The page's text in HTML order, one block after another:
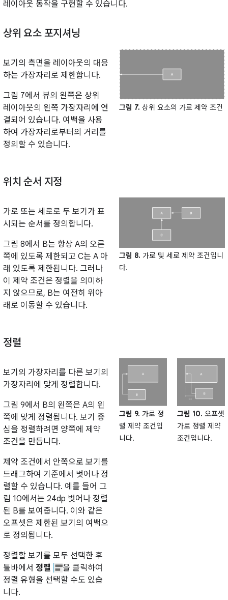
레이아웃 동작을 구현할 수 있습니다.
상위 요소 포지셔닝
보기의 측면을 레이아웃의 대응
하는 가장자리로 제한합니다.
그림 7에서 뷰의 왼쪽은 상위
레이아웃의 왼쪽 가장자리에 연
결되어 있습니다. 여백을 사용
하여 가장자리로부터의 거리를
정의할 수 있습니다.
그림 7. 상위 요소의 가로 제약 조건
위치 순서 지정
가로 또는 세로로 두 보기가 표
시되는 순서를 정의합니다.
그림 8에서 B는 항상 A의 오른
쪽에 있도록 제한되고 C는 A 아
래 있도록 제한됩니다. 그러나
이 제약 조건은 정렬을 의미하
지 않으므로, B는 여전히 위아
래로 이동할 수 있습니다.
그림 8. 가로 및 세로 제약 조건입니
다.
정렬
보기의 가장자리를 다른 보기의
가장자리에 맞게 정렬합니다.
그림 9에서 B의 왼쪽은 A의 왼
쪽에 맞게 정렬됩니다. 보기 중
심을 정렬하려면 양쪽에 제약
조건을 만듭니다.
제약 조건에서 안쪽으로 보기를
드래그하여 기준에서 벗어나 정
렬할 수 있습니다. 예를 들어 그
림 10에서는 24dp 벗어나 정렬
된 B를 보여줍니다. 이와 같은
오프셋은 제한된 보기의 여백으
로 정의됩니다.
정렬할 보기를 모두 선택한 후
툴바에서 정렬
을 클릭하여
정렬 유형을 선택할 수도 있습
니다.
그림 9. 가로 정
렬 제약 조건입
니다.
그림 10. 오프셋
가로 정렬 제약
조건입니다.